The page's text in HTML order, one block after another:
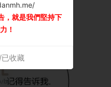
，就是我們堅持下
！
收藏